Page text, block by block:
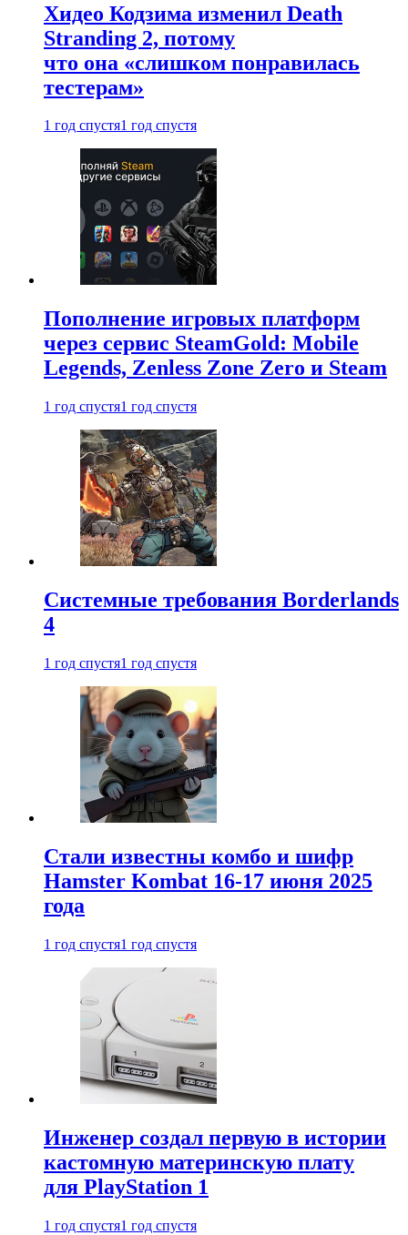
Хидео Кодзима изменил Death
Stranding 2, потому
что она «слишком понравилась
тестерам»
1 год спустя1 год спустя
Пополнение игровых платформ
через сервис SteamGold: Mobile
Legends, Zenless Zone Zero и Steam
1 год спустя1 год спустя
Системные требования Borderlands
4
1 год спустя1 год спустя
Стали известны комбо и шифр
Hamster Kombat 16-17 июня 2025
года
1 год спустя1 год спустя
Инженер создал первую в истории
кастомную материнскую плату
для PlayStation 1
1 год спустя1 год спустя